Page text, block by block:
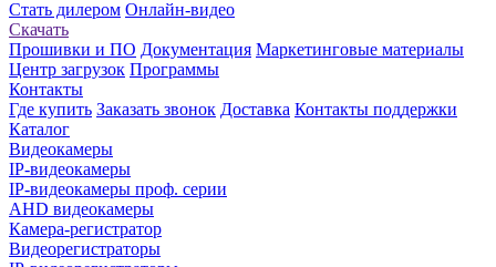
Стать дилером Онлайн-видео
Скачать
Прошивки и ПО Документация Маркетинговые материалы
Центр загрузок Программы
Контакты
Где купить Заказать звонок Доставка Контакты поддержки
Каталог
Видеокамеры
IP-видеокамеры
IP-видеокамеры проф. серии
AHD видеокамеры
Камера-регистратор
Видеорегистраторы